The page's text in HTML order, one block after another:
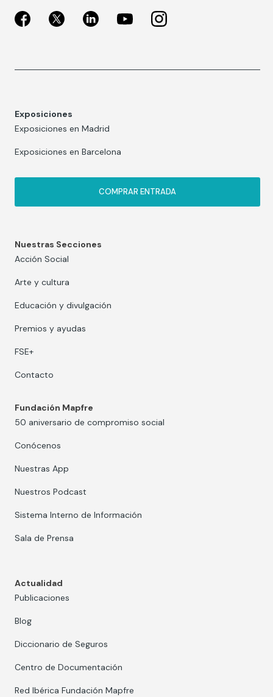
Exposiciones
Exposiciones en Madrid
Exposiciones en Barcelona
COMPRAR ENTRADA
Nuestras Secciones
Acción Social
Arte y cultura
Educación y divulgación
Premios y ayudas
FSE+
Contacto
Fundación Mapfre
50 aniversario de compromiso social
Conócenos
Nuestras App
Nuestros Podcast
Sistema Interno de Información
Sala de Prensa
Actualidad
Publicaciones
Blog
Diccionario de Seguros
Centro de Documentación
Red Ibérica Fundación Mapfre